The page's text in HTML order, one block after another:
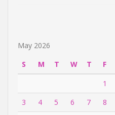
May 2026
S
M T W T F
1
3
4 5 6 7 8